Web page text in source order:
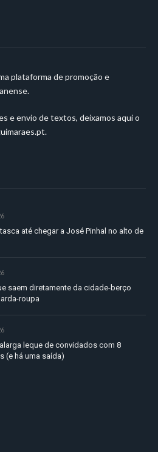
plataforma de promoção e
e envio de textos, deixamos aqui o
.
até chegar a José Pinhal no alto de
saem diretamente da cidade-berço
roupa
leque de convidados com 8
(e há uma saída)